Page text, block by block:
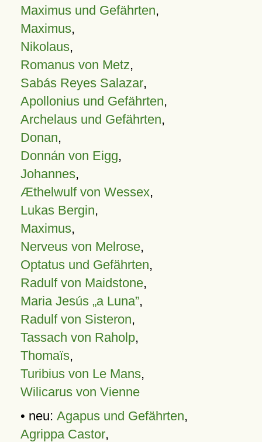
Maximus und Gefährten,
Maximus,
Nikolaus,
Romanus von Metz,
Sabás Reyes Salazar,
Apollonius und Gefährten,
Archelaus und Gefährten,
Donan,
Donnán von Eigg,
Johannes,
Æthelwulf von Wessex,
Lukas Bergin,
Maximus,
Nerveus von Melrose,
Optatus und Gefährten,
Radulf von Maidstone,
Maria Jesús „a Luna”,
Radulf von Sisteron,
Tassach von Raholp,
Thomaïs,
Turibius von Le Mans,
Wilicarus von Vienne
• neu: Agapus und Gefährten,
Agrippa Castor,